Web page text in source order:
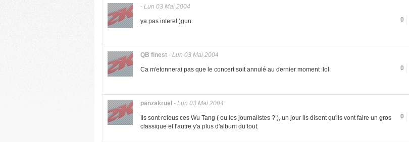
- Lun 03 Mai 2004
0
ya pas interet )gun.
QB finest - Lun 03 Mai 2004
0
Ca m'etonnerai pas que le concert soit annulé au dernier moment :lol:
panzakruel - Lun 03 Mai 2004
0
Ils sont relous ces Wu Tang ( ou les journalistes ? ), un jour ils disent qu'ils vont faire un gros
classique et l'autre y'a plus d'album du tout.